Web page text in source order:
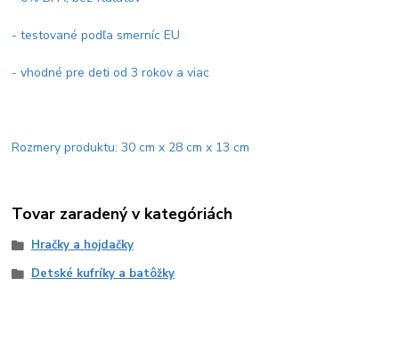
- testované podľa smerníc EU
- vhodné pre deti od 3 rokov a viac
Rozmery produktu: 30 cm x 28 cm x 13 cm
Tovar zaradený v kategóriách
Hračky a hojdačky
Detské kufríky a batôžky